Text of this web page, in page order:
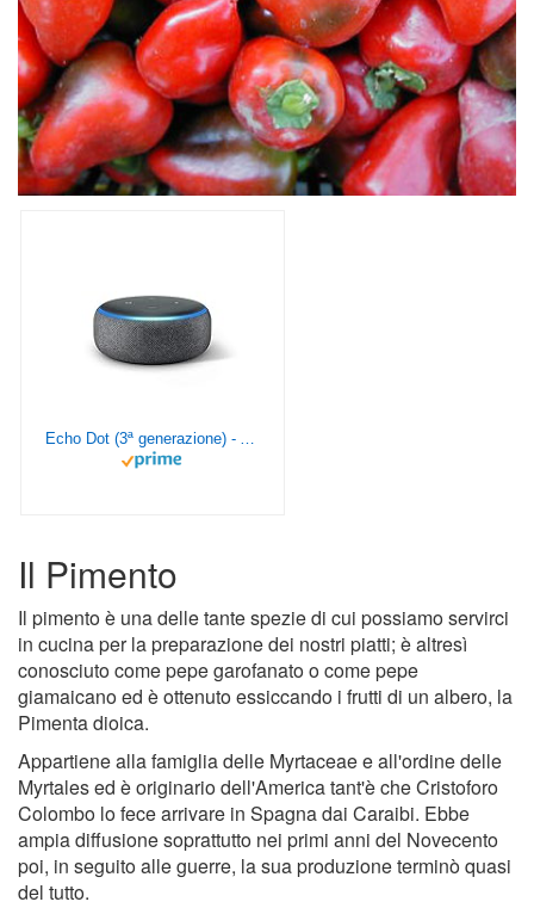
Echo Dot (3ª generazione) - Altoparlante intelligente con integrazione Alexa - Tessuto antracite
Il Pimento
Il pimento è una delle tante spezie di cui possiamo servirci
in cucina per la preparazione dei nostri piatti; è altresì
conosciuto come pepe garofanato o come pepe
giamaicano ed è ottenuto essiccando i frutti di un albero, la
Pimenta dioica.
Appartiene alla famiglia delle Myrtaceae e all'ordine delle
Myrtales ed è originario dell'America tant'è che Cristoforo
Colombo lo fece arrivare in Spagna dai Caraibi. Ebbe
ampia diffusione soprattutto nei primi anni del Novecento
poi, in seguito alle guerre, la sua produzione terminò quasi
del tutto.